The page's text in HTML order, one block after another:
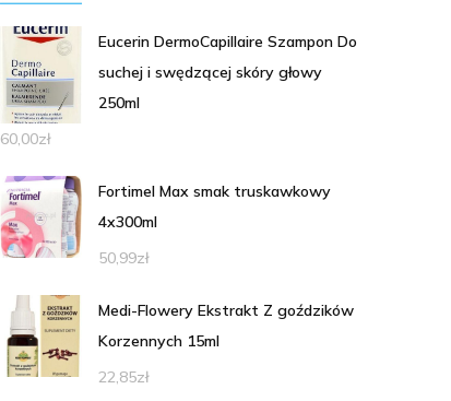
Eucerin DermoCapillaire Szampon Do
suchej i swędzącej skóry głowy
250ml
60,00zł
Fortimel Max smak truskawkowy
4x300ml
50,99zł
Medi-Flowery Ekstrakt Z goździków
Korzennych 15ml
22,85zł